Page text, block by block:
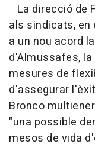
La direcció de
als sindicats, en
a un nou acord
d'Almussafes,
mesures de
d'assegurar
Bronco
"una possible
mesos de vida